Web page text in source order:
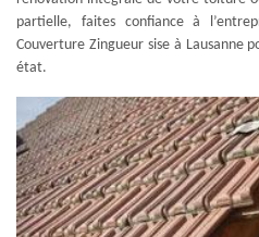
partielle, faites confiance à
Couverture Zingueur sise à Lausanne
état.